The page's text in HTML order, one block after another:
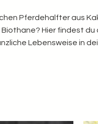
Pferdehalfter aus
Hier findest
Lebensweise in